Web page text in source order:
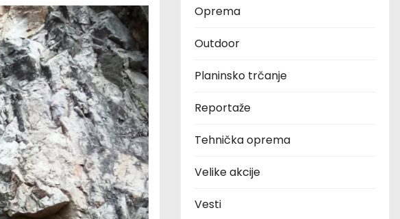
Oprema
Outdoor
Planinsko trčanje
Reportaže
Tehnička oprema
Velike akcije
Vesti